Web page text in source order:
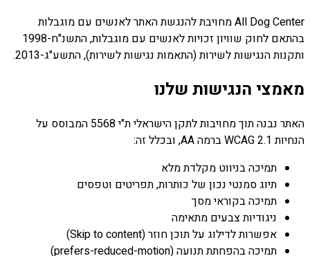
All Dog Center מחויבת להנגשת האתר לאנשים עם מוגבלות
בהתאם לחוק שוויון זכויות לאנשים עם מוגבלות, התשנ"ח-1998
ותקנות הנגישות לשירות (התאמות נגישות לשירות), התשע"ג-2013.
מאמצי הנגישות שלנו
האתר נבנה תוך מחויבות לתקן הישראלי ת"י 5568 המבוסס על
הנחיות WCAG 2.1 ברמה AA, ובכלל זה:
תמיכה בניווט מקלדת מלא
תיוג סמנטי נכון של כותרות, תפריטים וטפסים
תמיכה בקוראי מסך
ניגודיות צבעים מתאימה
אפשרות לדילוג על תוכן חוזר (Skip to content)
תמיכה בהפחתת תנועה (prefers-reduced-motion)